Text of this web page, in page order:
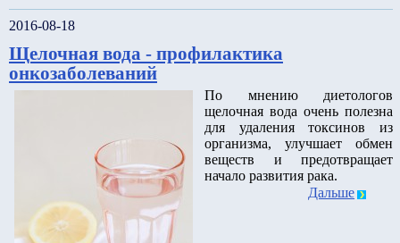
2016-08-18
Щелочная вода - профилактика
онкозаболеваний
По мнению диетологов
щелочная вода очень полезна
для удаления токсинов из
организма, улучшает обмен
веществ и предотвращает
начало развития рака.
Дальше